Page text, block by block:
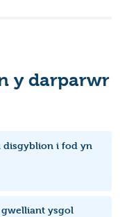
y darparwr
disgyblion i fod yn
ysgol